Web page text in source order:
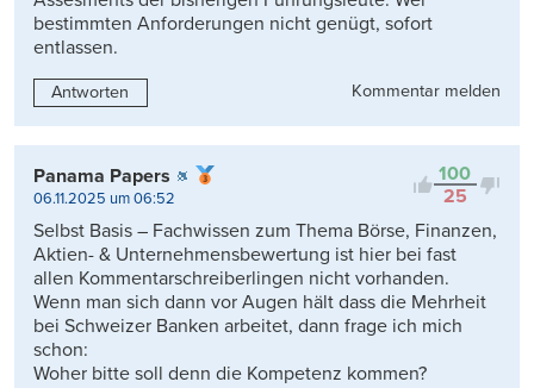
bestimmten Anforderungen nicht genügt, sofort
entlassen.
Antworten Kommentar melden
100
25
Panama Papers
06.11.2025 um 06:52
Selbst Basis – Fachwissen zum Thema Börse, Finanzen,
Aktien- & Unternehmensbewertung ist hier bei fast
allen Kommentarschreiberlingen nicht vorhanden.
Wenn man sich dann vor Augen hält dass die Mehrheit
bei Schweizer Banken arbeitet, dann frage ich mich
schon:
Woher bitte soll denn die Kompetenz kommen?